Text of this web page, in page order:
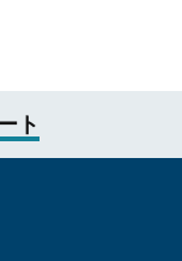
ト